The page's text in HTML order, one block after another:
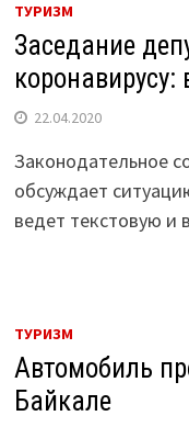
ТУРИЗМ
Заседание
22.04.2020
Законодательное
обсуждает
ведет текстовую и
ТУРИЗМ
Автомобиль
Байкале